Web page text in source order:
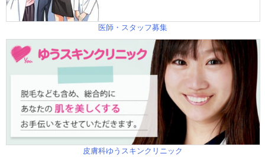
医師・スタッフ募集
皮膚科ゆうスキンクリニック